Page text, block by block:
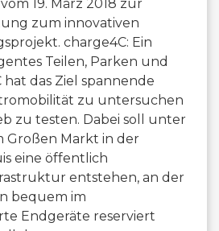
19. März 2018 zur
zum innovativen
charge4C: Ein
Teilen, Parken und
das Ziel spannende
zu untersuchen
zu testen. Dabei soll unter
Großen Markt in der
eine öffentlich
entstehen, an der
bequem im
Endgeräte reserviert